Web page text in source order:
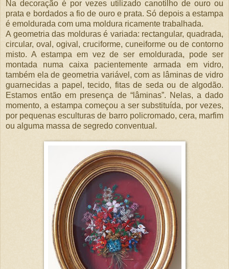
Na decoração é por vezes utilizado canotilho de ouro ou
prata e bordados a fio de ouro e prata. Só depois a estampa
é emoldurada com uma moldura ricamente trabalhada.
A geometria das molduras é variada: rectangular, quadrada,
circular, oval, ogival, cruciforme, cuneiforme ou de contorno
misto. A estampa em vez de ser emoldurada, pode ser
montada numa caixa pacientemente armada em vidro,
também ela de geometria variável, com as lâminas de vidro
guarnecidas a papel, tecido, fitas de seda ou de algodão.
Estamos então em presença de “lâminas”. Nelas, a dado
momento, a estampa começou a ser substituída, por vezes,
por pequenas esculturas de barro policromado, cera, marfim
ou alguma massa de segredo conventual.